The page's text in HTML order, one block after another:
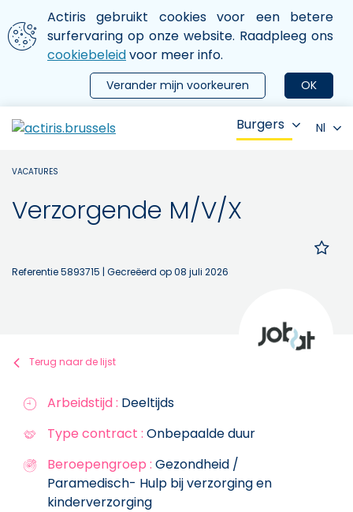
Aller au contenu principal
We gebruiken cookies
Actiris gebruikt cookies voor een betere
surfervaring op onze website. Raadpleeg ons
cookiebeleidvoor meer info.
OK
Verander mijn voorkeuren
le menu
Burgers Nl
VACATURES
Verzorgende M/V/X
Referentie 5893715 | Gecreëerd op 08 juli 2026
Terug naar de lijst
Arbeidstijd : Deeltijds
Type contract : Onbepaalde duur
Beroepengroep : Gezondheid /
Paramedisch- Hulp bij verzorging en
kinderverzorging